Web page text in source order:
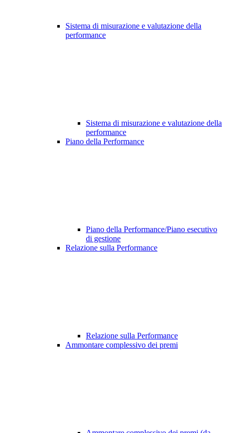
Sistema di misurazione e valutazione della
performance
Sistema di misurazione e valutazione della
performance
Piano della Performance
Piano della Performance/Piano esecutivo
di gestione
Relazione sulla Performance
Relazione sulla Performance
Ammontare complessivo dei premi